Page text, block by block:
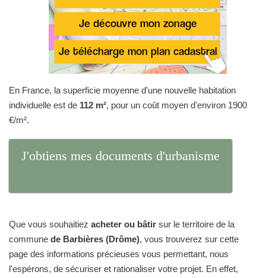
En France, la superficie moyenne d'une nouvelle habitation
individuelle est de 112 m², pour un coût moyen d'environ 1900
€/m².
J'obtiens mes documents d'urbanisme
Que vous souhaitiez acheter ou bâtir sur le territoire de la
commune de Barbières (Drôme), vous trouverez sur cette
page des informations précieuses vous permettant, nous
l'espérons, de sécuriser et rationaliser votre projet. En effet,